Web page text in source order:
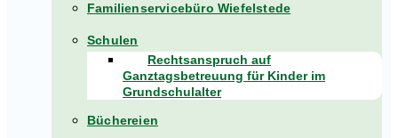
Familienservicebüro Wiefelstede
Schulen
Rechtsanspruch auf
Ganztagsbetreuung für Kinder im
Grundschulalter
Büchereien